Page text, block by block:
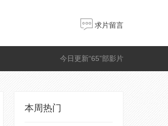
求片留言
今日更新“65”部影片
本周热门